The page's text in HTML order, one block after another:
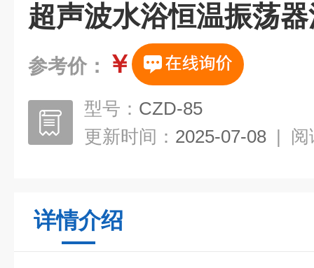
超声波水浴恒温振荡
参考价： ￥
型号： CZD-85
更新时间： 2025-07-08 | 阅
详情介绍